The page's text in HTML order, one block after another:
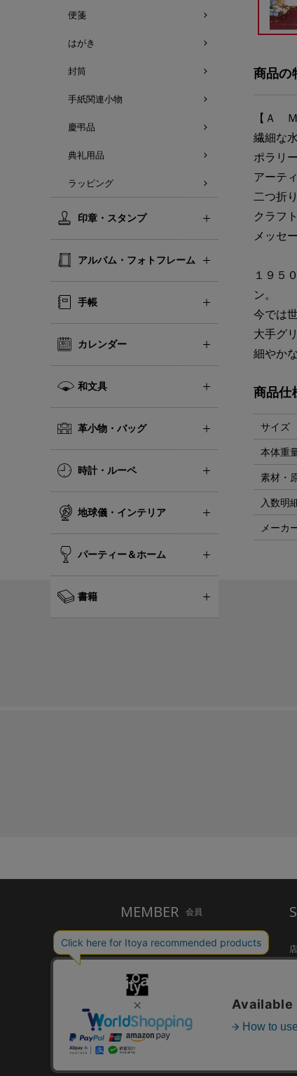
便箋
はがき
封筒
手紙関連小物
慶弔品
典礼用品
ラッピング
印章・スタンプ
アルバム・フォトフレーム
手帳
カレンダー
和文具
革小物・バッグ
時計・ルーペ
地球儀・インテリア
パーティー＆ホーム
書籍
商品の
【Ａ
繊細な
ポラリ
アー
二つ折
クラ
メッ
１９５
ン。
今では
大手グ
細やか
商品仕
サイズ
本体重
素材・
入数明
メーカ
MEMBER 会員
ご利用ガイド
お問い合わせ
個人情報保護方針
特定商取引法に基づく表示